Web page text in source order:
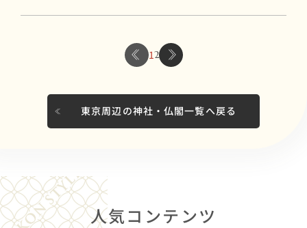
12
東京周辺の神社・仏閣一覧へ戻る
人気コンテンツ